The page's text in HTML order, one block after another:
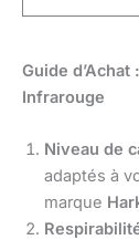
Guide
Infrarouge
Niveau de
adaptés à
marque